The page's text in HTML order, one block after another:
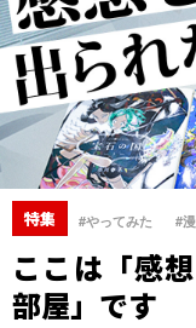
特集 #やってみた #
ここは「感
部屋」です